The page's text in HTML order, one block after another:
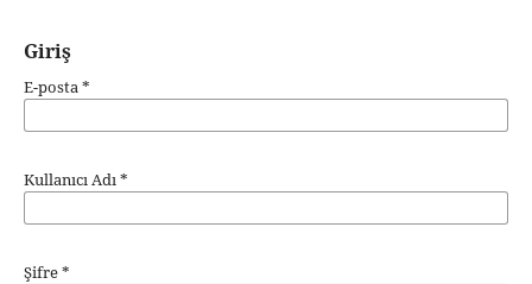
Giriş
E-posta*
Kullanıcı Adı*
Şifre*